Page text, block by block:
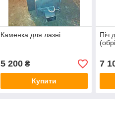
Каменка для лазні
5 200₴
Купити
Піч
7